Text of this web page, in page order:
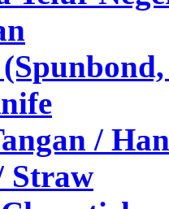
/
Straw